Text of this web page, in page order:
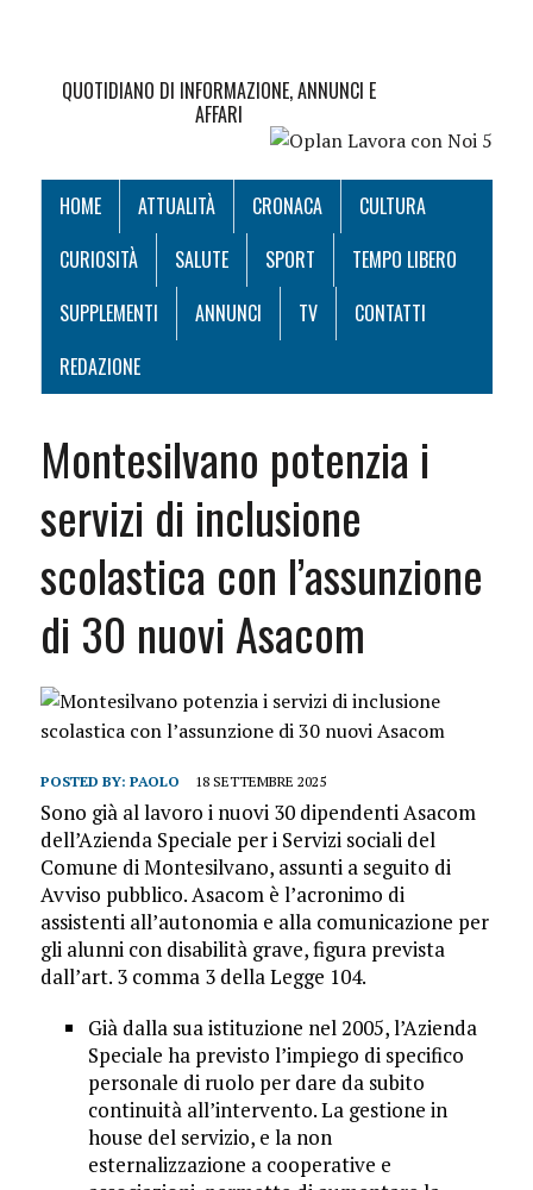
QUOTIDIANO DI INFORMAZIONE, ANNUNCI E
AFFARI
HOME ATTUALITÀ CRONACA
CULTURA
CURIOSITÀ
SALUTE SPORT
TEMPO LIBERO
SUPPLEMENTI
ANNUNCI TV
CONTATTI
REDAZIONE
Montesilvano potenzia i
servizi di inclusione
scolastica con l’assunzione
di 30 nuovi Asacom
POSTED BY: PAOLO 18 SETTEMBRE 2025
Sono già al lavoro i nuovi 30 dipendenti Asacom
dell’Azienda Speciale per i Servizi sociali del
Comune di Montesilvano, assunti a seguito di
Avviso pubblico. Asacom è l’acronimo di
assistenti all’autonomia e alla comunicazione per
gli alunni con disabilità grave, figura prevista
dall’art. 3 comma 3 della Legge 104.
Già dalla sua istituzione nel 2005, l’Azienda
Speciale ha previsto l’impiego di specifico
personale di ruolo per dare da subito
continuità all’intervento. La gestione in
house del servizio, e la non
esternalizzazione a cooperative e